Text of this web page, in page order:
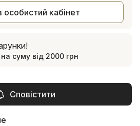
особистий кабінет
на суму від 2000 грн
Сповістити